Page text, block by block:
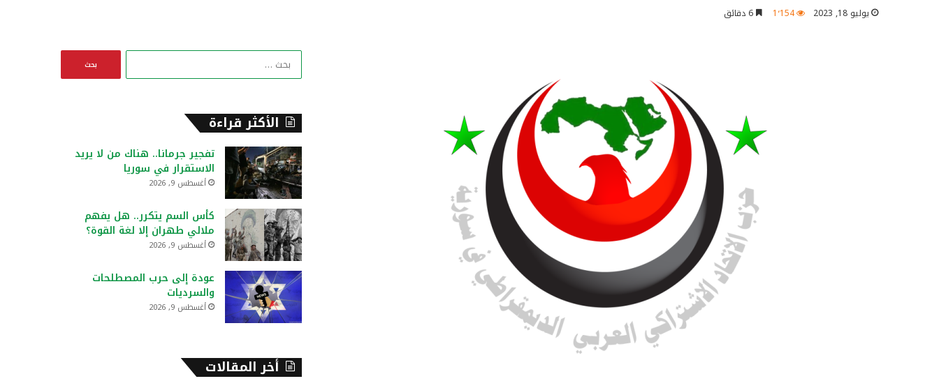
يوليو 18, 2023 1٬154
ا
:
الأكثر قراءة
تفجير جرمانا.. هناك من لا يريد
الاستقرار في سوريا
أغسطس 9, 2026
كأس السم يتكرر.. هل يفهم
ملالي طهران إلا لغة القوة؟
أغسطس 9, 2026
عودة إلى حرب المصطلحات
والسرديات
أغسطس 9, 2026
أخر المقالات